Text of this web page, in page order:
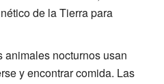
de la Tierra para
animales nocturnos usan
y encontrar comida. Las